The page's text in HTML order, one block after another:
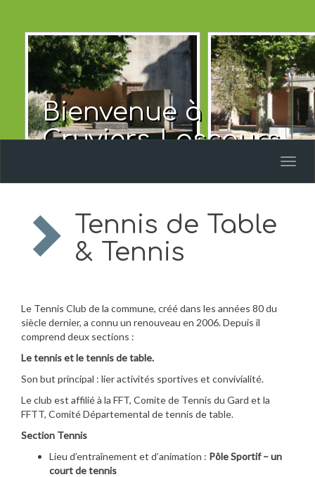
Bienvenue à
Cruviers-Lascours
Tennis de Table
& Tennis
Le Tennis Club de la commune, créé dans les années 80 du
siècle dernier, a connu un renouveau en 2006. Depuis il
comprend deux sections :
Le tennis et le tennis de table.
Son but principal : lier activités sportives et convivialité.
Le club est affilié à la FFT, Comite de Tennis du Gard et la
FFTT, Comité Départemental de tennis de table.
Section Tennis
Lieu d’entraînement et d’animation : Pôle Sportif – un
court de tennis